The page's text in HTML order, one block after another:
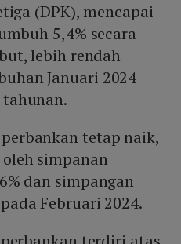
(DPK), mencapai
5,4% secara
lebih rendah
Januari 2024
tahunan.
tetap naik,
simpanan
dan simpangan
Februari 2024.